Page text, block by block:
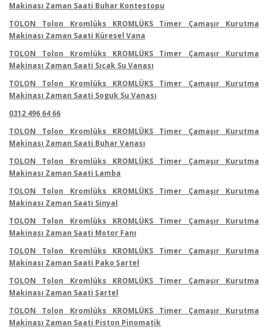
Makinası Zaman Saati Buhar Kontestopu
TOLON Tolon Kromlüks KROMLÜKS Timer Çamaşır Kurutma
Makinası Zaman Saati Küresel Vana
TOLON Tolon Kromlüks KROMLÜKS Timer Çamaşır Kurutma
Makinası Zaman Saati Sıcak Su Vanası
TOLON Tolon Kromlüks KROMLÜKS Timer Çamaşır Kurutma
Makinası Zaman Saati Soguk Su Vanası
0312 496 64 66
TOLON Tolon Kromlüks KROMLÜKS Timer Çamaşır Kurutma
Makinası Zaman Saati Buhar Vanası
TOLON Tolon Kromlüks KROMLÜKS Timer Çamaşır Kurutma
Makinası Zaman Saati Lamba
TOLON Tolon Kromlüks KROMLÜKS Timer Çamaşır Kurutma
Makinası Zaman Saati Sinyal
TOLON Tolon Kromlüks KROMLÜKS Timer Çamaşır Kurutma
Makinası Zaman Saati Motor Fanı
TOLON Tolon Kromlüks KROMLÜKS Timer Çamaşır Kurutma
Makinası Zaman Saati Pako Şartel
TOLON Tolon Kromlüks KROMLÜKS Timer Çamaşır Kurutma
Makinası Zaman Saati Şartel
TOLON Tolon Kromlüks KROMLÜKS Timer Çamaşır Kurutma
Makinası Zaman Saati Piston Pinomatik